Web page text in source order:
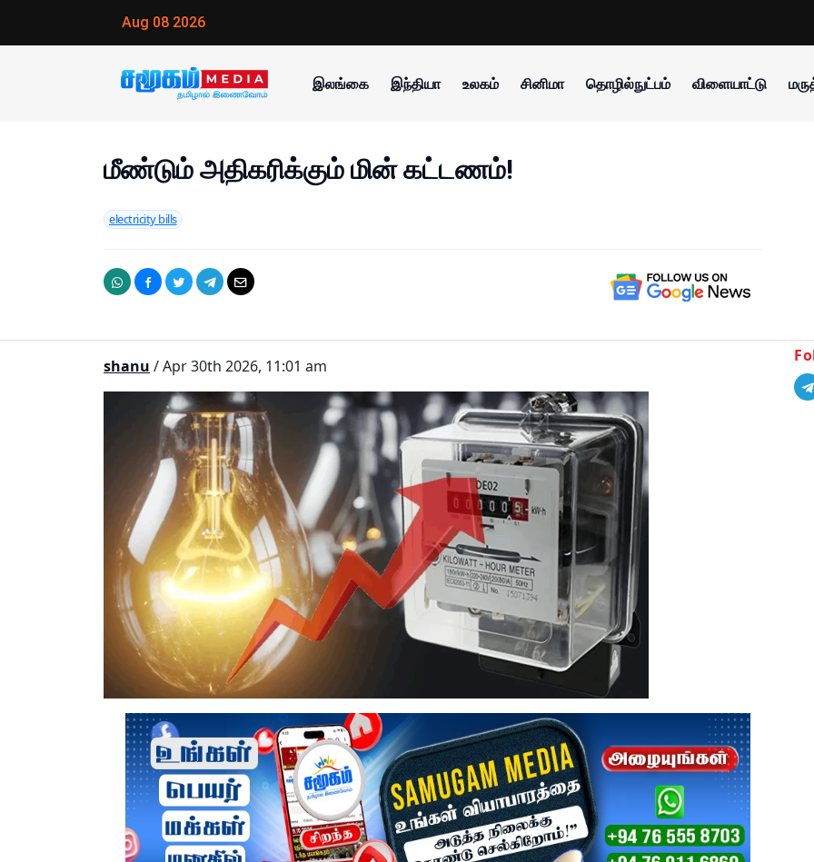
Aug 08 2026
இலங்கை இந்தியா உலகம் சினிமா தொழில்நுட்பம் விளையாட்டு
மீண்டும் அதிகரிக்கும் மின் கட்டணம்!
electricity bills
shanu / Apr 30th 2026, 11:01 am